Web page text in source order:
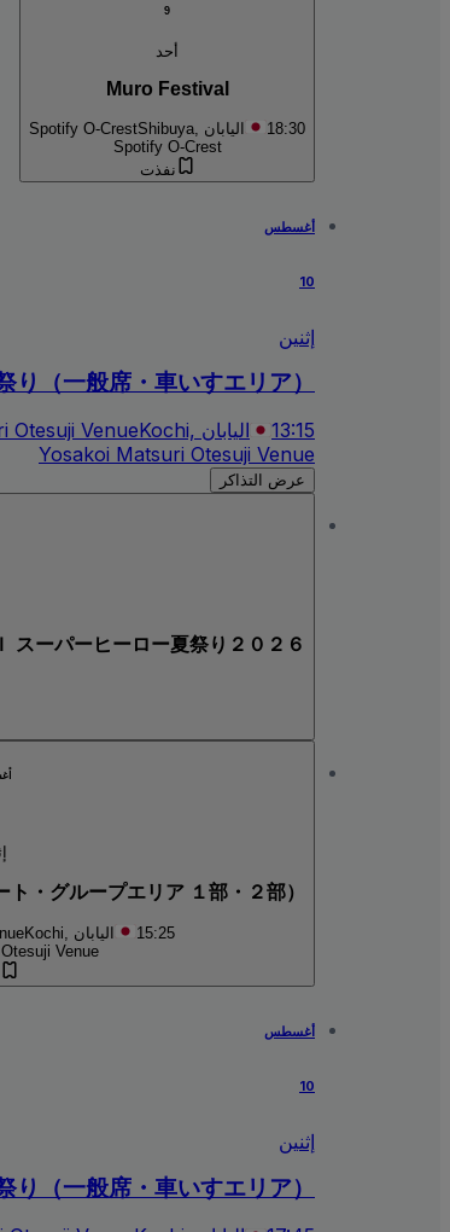
9
أحد
Muro Festival
18:30 Shibuya, اليابان
Spotify O-Crest
Spotify O-Crest
نفذت
أغسطس
10
إثنين
（一般席・車いすエリア）
13:15 Kochi, اليابان
Otesuji Venue
Yosakoi Matsuri Otesuji Venue
عرض التذاكر
スーパーヒーロー夏祭り２０２６
・グループエリア １部・２部）
15:25 Kochi, اليابان
Venue
أغسطس
10
إثنين
（一般席・車いすエリア）